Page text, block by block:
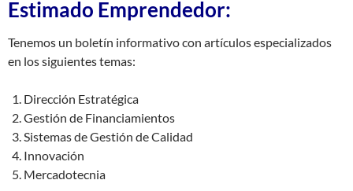
Estimado Emprendedor:
Tenemos un boletín informativo con artículos especializados
en los siguientes temas:
Dirección Estratégica
Gestión de Financiamientos
Sistemas de Gestión de Calidad
Innovación
Mercadotecnia